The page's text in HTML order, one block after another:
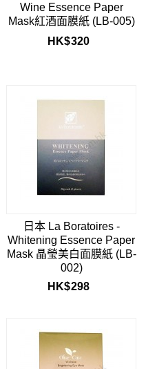
Wine Essence Paper
Mask紅酒面膜紙 (LB-005)
HK$320
日本 La Boratoires -
Whitening Essence Paper
Mask 晶瑩美白面膜紙 (LB-
002)
HK$298